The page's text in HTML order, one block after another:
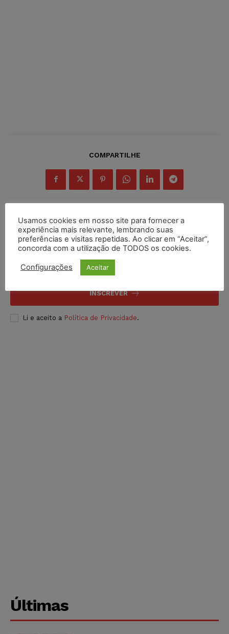
COMPARTILHE
Inscreva-se
INSCREVER
Li e aceito a Política de Privacidade.
Últimas
Usamos cookies em nosso site para fornecer a
experiência mais relevante, lembrando suas
preferências e visitas repetidas. Ao clicar em “Aceitar”,
concorda com a utilização de TODOS os cookies.
Configurações Aceitar